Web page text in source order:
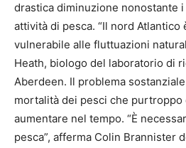
drastica diminuzione nonostante
attività di pesca. “Il nord
vulnerabile alle fluttuazioni
Heath, biologo del laboratorio di
Aberdeen. Il problema
mortalità dei pesci che purtroppo
aumentare nel tempo. “È
pesca”, afferma Colin Brannister